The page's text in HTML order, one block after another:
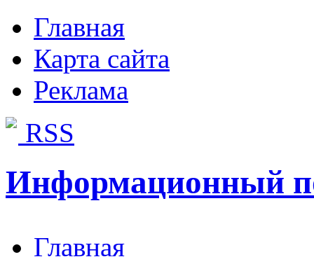
Главная
Карта сайта
Реклама
RSS
Информационный
Главная